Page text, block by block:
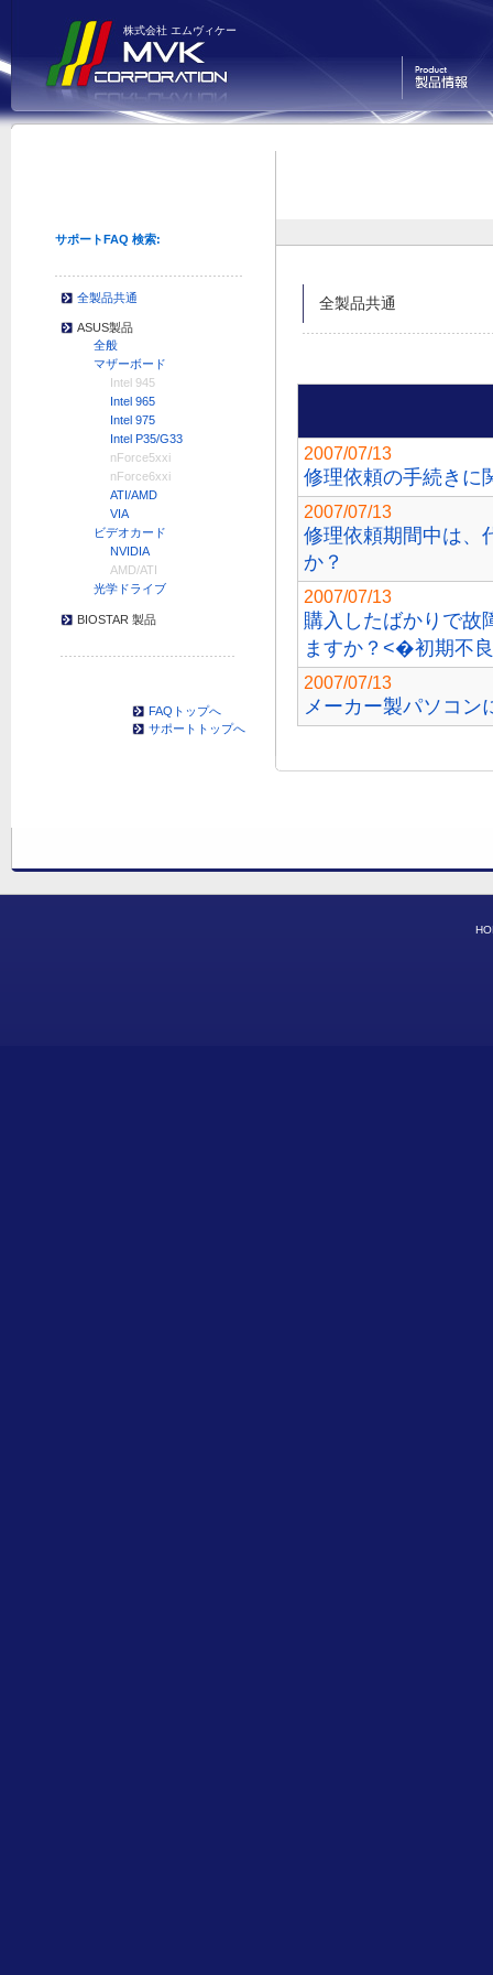
株式会社 エムヴィケー
全製品共通
2007/07/13
修理依頼の手続きに
2007/07/13
修理依頼期間中は、
か？
2007/07/13
購入したばかりで故
ますか？<�初期不
2007/07/13
メーカー製パソコン
サポートFAQ 検索:
全製品共通
ASUS製品
全般
マザーボード
Intel 945
Intel 965
Intel 975
Intel P35/G33
nForce5xxi
nForce6xxi
ATI/AMD
VIA
ビデオカード
NVIDIA
AMD/ATI
光学ドライブ
BIOSTAR 製品
FAQトップへ
サポートトップへ